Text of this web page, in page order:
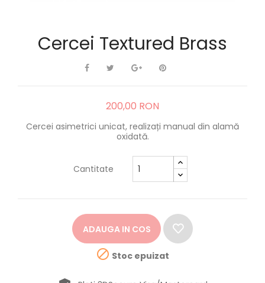
Cercei Textured Brass
200,00 RON
Cercei asimetrici unicat, realizați manual din alamă
oxidată.
Cantitate
ADAUGA IN COS
 Stoc epuizat